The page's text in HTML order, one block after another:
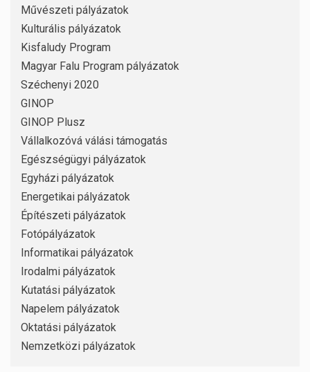
Művészeti pályázatok
Kulturális pályázatok
Kisfaludy Program
Magyar Falu Program pályázatok
Széchenyi 2020
GINOP
GINOP Plusz
Vállalkozóvá válási támogatás
Egészségügyi pályázatok
Egyházi pályázatok
Energetikai pályázatok
Építészeti pályázatok
Fotópályázatok
Informatikai pályázatok
Irodalmi pályázatok
Kutatási pályázatok
Napelem pályázatok
Oktatási pályázatok
Nemzetközi pályázatok